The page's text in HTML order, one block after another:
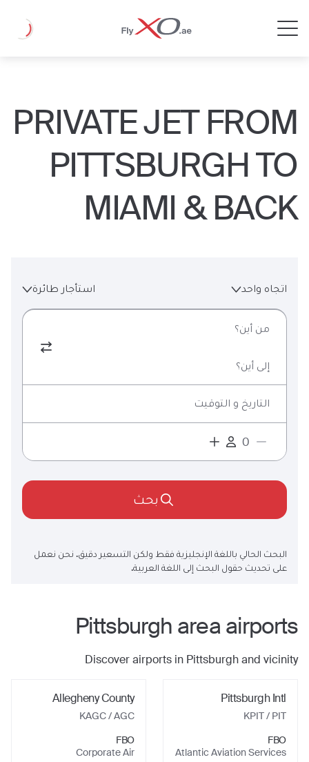
Loading
PRIVATE JET FROM
PITTSBURGH TO
MIAMI & BACK
اتجاه واحد استأجار طائرة
من أين؟
إلى أين؟
التاريخ و التوقيت
بحث
البحث الحالي باللغة الإنجليزية فقط ولكن التسعير دقيق. نحن نعمل
على تحديث حقول البحث إلى اللغة العربية.
Pittsburgh area airports
Discover airports in Pittsburghand vicinity
Pittsburgh Intl
KPIT/ PIT
FBO
Atlantic Aviation Services
Allegheny County
KAGC/ AGC
FBO
Corporate Air